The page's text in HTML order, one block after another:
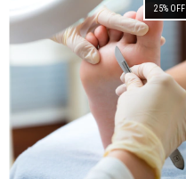
25% OFF